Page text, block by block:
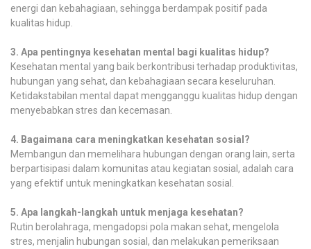
energi dan kebahagiaan, sehingga berdampak positif pada
kualitas hidup.
3. Apa pentingnya kesehatan mental bagi kualitas hidup?
Kesehatan mental yang baik berkontribusi terhadap produktivitas,
hubungan yang sehat, dan kebahagiaan secara keseluruhan.
Ketidakstabilan mental dapat mengganggu kualitas hidup dengan
menyebabkan stres dan kecemasan.
4. Bagaimana cara meningkatkan kesehatan sosial?
Membangun dan memelihara hubungan dengan orang lain, serta
berpartisipasi dalam komunitas atau kegiatan sosial, adalah cara
yang efektif untuk meningkatkan kesehatan sosial.
5. Apa langkah-langkah untuk menjaga kesehatan?
Rutin berolahraga, mengadopsi pola makan sehat, mengelola
stres, menjalin hubungan sosial, dan melakukan pemeriksaan